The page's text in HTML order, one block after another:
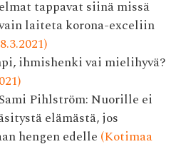
tappavat siinä missä
laiteta korona-exceliin
ihmishenki vai mielihyvä?
Pihlström: Nuorille ei
elämästä, jos
hengen edelle (Kotimaa